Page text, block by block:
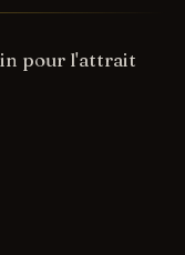
pour l'attrait